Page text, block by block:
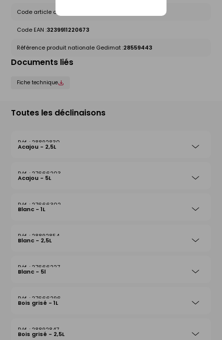
Code article chez le fournisseur :
Code EAN :3239911220673
Référence produit nationale Gedimat :28559443
Documents liés
Fiche technique
Toutes les déclinaisons
28892830
Acajou - 2,5L
27666203
Acajou - 5L
27666302
Blanc - 1L
28892854
Blanc - 2,5L
27666227
Blanc - 5l
27666296
Bois grisé - 1L
28892847
Bois grisé - 2,5L